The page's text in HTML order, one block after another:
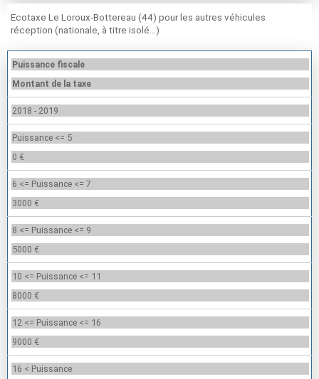
Ecotaxe Le Loroux-Bottereau (44) pour les autres véhicules
réception (nationale, à titre isolé…)
Puissance fiscale
Montant de la taxe
2018 - 2019
Puissance <= 5
0 €
6 <= Puissance <= 7
3000 €
8 <= Puissance <= 9
5000 €
10 <= Puissance <= 11
8000 €
12 <= Puissance <= 16
9000 €
16 < Puissance